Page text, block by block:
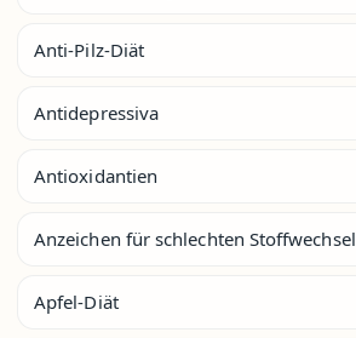
Anti-Pilz-Diät
Antidepressiva
Antioxidantien
Anzeichen für schlechten Stoffwechsel
Apfel-Diät